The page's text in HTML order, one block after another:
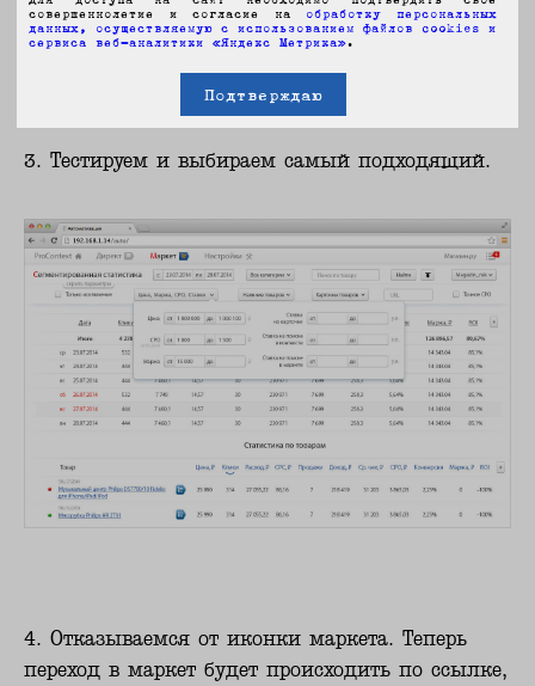
3. Тестируем и выбираем самый подходящий.
4. Отказываемся от иконки маркета. Теперь
переход в маркет будет происходить по ссылке,
совершеннолетие и согласие на обработку персональных
данных, осуществляемую с использованием файлов cookies и
сервиса веб-аналитики «Яндекс Метрика».
Подтверждаю